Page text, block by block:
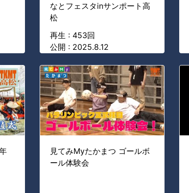
なとフェスタinサンポート高
松
再生 : 453回
公開 : 2025.8.12
見てみMyたかまつ ゴールボ
ール体験会